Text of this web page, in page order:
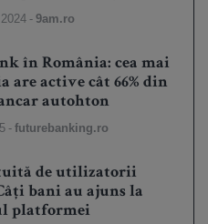
-9am.ro
în România: cea mai
are active cât 66% din
autohton
-futurebanking.ro
de utilizatorii
bani au ajuns la
platformei